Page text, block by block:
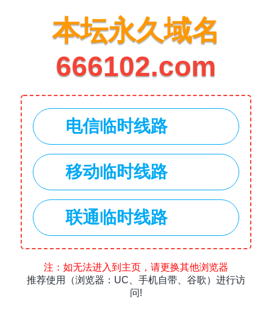
本坛永久域名
666102.com
电信临时线路
移动临时线路
联通临时线路
注：如无法进入到主页，请更换其他浏览器
推荐使用（浏览器：UC、手机自带、谷歌）进行访
问!